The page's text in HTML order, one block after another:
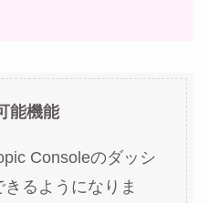
能機能
Consoleのダッシ
るようになりま